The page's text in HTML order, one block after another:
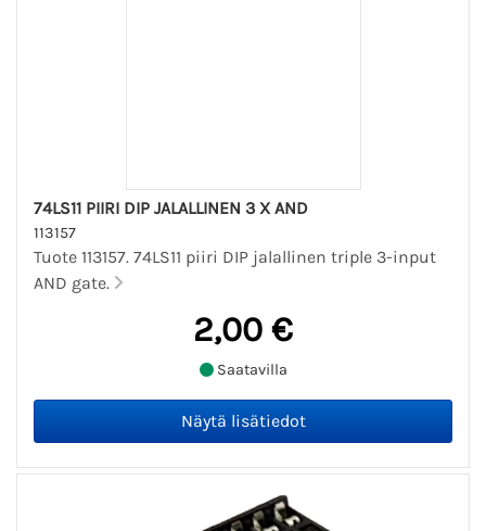
74LS11 PIIRI DIP JALALLINEN 3 X AND
113157
Tuote 113157. 74LS11 piiri DIP jalallinen triple 3-input
AND gate.
2,00 €
Saatavilla